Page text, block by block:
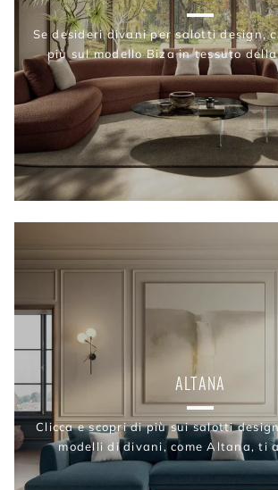
Se desideri divani per salotti design,
più sul modello Biza in tessuto
ALTANA
Clicca e scopri di più sui salotti
modelli di divani, come Altana, ti